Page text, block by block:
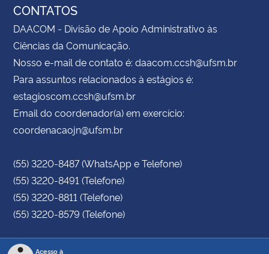
CONTATOS
DAACOM - Divisão de Apoio Administrativo às
Ciências da Comunicação.
Nosso e-mail de contato é: daacom.ccsh@ufsm.br
Para assuntos relacionados à estágios é:
estagioscom.ccsh@ufsm.br
Email do coordenador(a) em exercício:
coordenacaojn@ufsm.br
(55) 3220-8487 (WhatsApp e Telefone)
(55) 3220-8491 (Telefone)
(55) 3220-8811 (Telefone)
(55) 3220-8579 (Telefone)
Acesso à